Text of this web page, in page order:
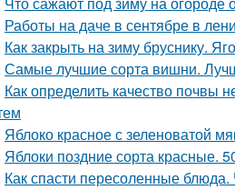
Работы на даче в сентябре в
Как закрыть на зиму бруснику.
Самые лучшие сорта вишни.
Как определить качество почвы
Яблоко красное с зеленоватой
Яблоки поздние сорта красные.
Как спасти пересоленные